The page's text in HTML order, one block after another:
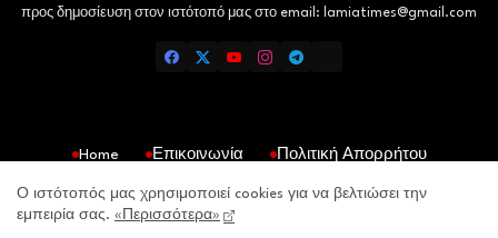
προς δημοσίευση στον ιστότοπό μας στο email: lamiatimes@gmail.com
Home Επικοινωνία
Πολιτική Απορρήτου
Ο ιστότοπός μας χρησιμοποιεί cookies για να βελτιώσει την
εμπειρία σας. «Περισσότερα»